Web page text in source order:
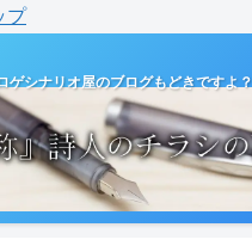
プ
ゲシナリオ屋のブログもどきですよ？